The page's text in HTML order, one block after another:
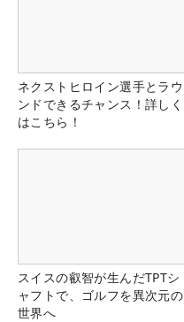
ネクストヒロイン選手とラウ
ンドできるチャンス！詳しく
はこちら！
スイスの叡智が生んだTPTシ
ャフトで、ゴルフを異次元の
世界へ